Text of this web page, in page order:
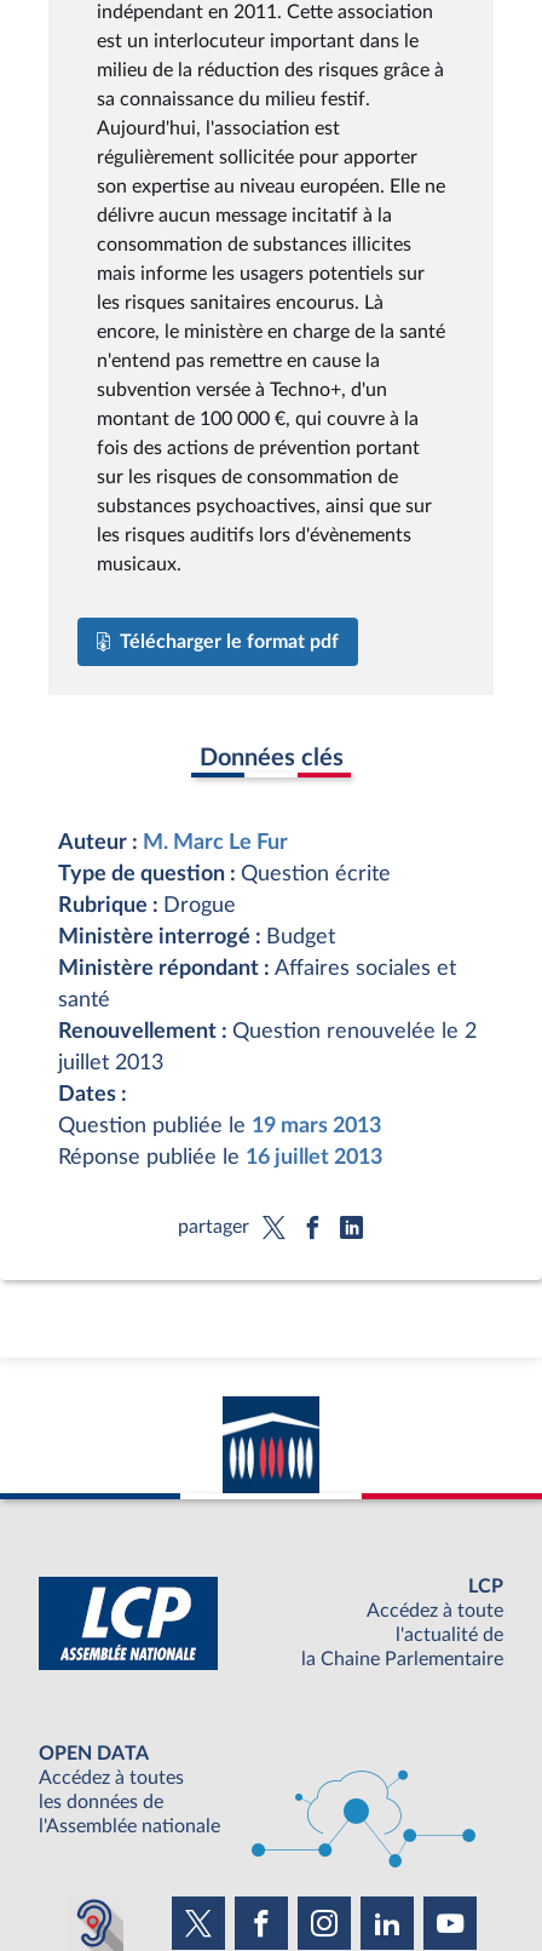
indépendant en 2011. Cette association
est un interlocuteur important dans le
milieu de la réduction des risques grâce à
sa connaissance du milieu festif.
Aujourd'hui, l'association est
régulièrement sollicitée pour apporter
son expertise au niveau européen. Elle ne
délivre aucun message incitatif à la
consommation de substances illicites
mais informe les usagers potentiels sur
les risques sanitaires encourus. Là
encore, le ministère en charge de la santé
n'entend pas remettre en cause la
subvention versée à Techno+, d'un
montant de 100 000 €, qui couvre à la
fois des actions de prévention portant
sur les risques de consommation de
substances psychoactives, ainsi que sur
les risques auditifs lors d'évènements
musicaux.
Télécharger le format pdf
Données clés
Auteur : M. Marc Le Fur
Type de question : Question écrite
Rubrique : Drogue
Ministère interrogé : Budget
Ministère répondant : Affaires sociales et
santé
Renouvellement : Question renouvelée le 2
juillet 2013
Dates :
Question publiée le 19 mars 2013
Réponse publiée le 16 juillet 2013
partager
LCP
Accédez à toute
l'actualité de
la Chaine Parlementaire
OPEN DATA
Accédez à toutes
les données de
l'Assemblée nationale